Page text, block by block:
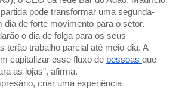
pode transformar uma segunda-
dia de forte movimento para o setor.
o dia de folga para os seus
terão trabalho parcial até meio-dia. A
capitalizar esse fluxo de pessoas que
as lojas”, afirma.
criar uma experiência